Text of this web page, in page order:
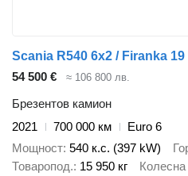
54 500 € ≈ 106 800 лв.
Брезентов камион
2021
700 000 км
Euro 6
Мощност 540 к.с. (397 kW)
Товаропод. 15 950 кг